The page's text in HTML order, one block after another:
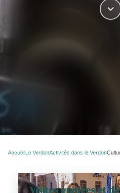
AccueilLe VerdonActivités dans le Verdon
Visites guidées et